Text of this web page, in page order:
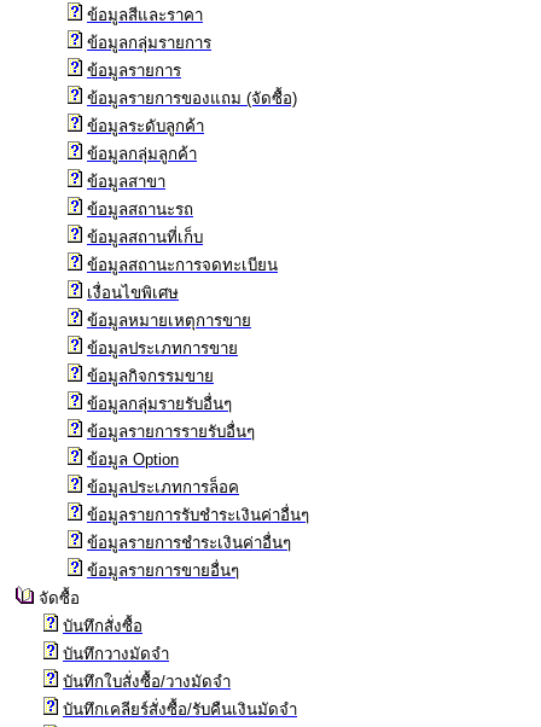
ข้อมูลสีและราคา
ข้อมูลกลุ่มรายการ
ข้อมูลรายการ
ข้อมูลรายการของแถม (จัดซื้อ)
ข้อมูลระดับลูกค้า
ข้อมูลกลุ่มลูกค้า
ข้อมูลสาขา
ข้อมูลสถานะรถ
ข้อมูลสถานที่เก็บ
ข้อมูลสถานะการจดทะเบียน
เงื่อนไขพิเศษ
ข้อมูลหมายเหตุการขาย
ข้อมูลประเภทการขาย
ข้อมูลกิจกรรมขาย
ข้อมูลกลุ่มรายรับอื่นๆ
ข้อมูลรายการรายรับอื่นๆ
ข้อมูล Option
ข้อมูลประเภทการล็อค
ข้อมูลรายการรับชำระเงินค่าอื่นๆ
ข้อมูลรายการชำระเงินค่าอื่นๆ
ข้อมูลรายการขายอื่นๆ
จัดซื้อ
บันทึกสั่งซื้อ
บันทึกวางมัดจำ
บันทึกใบสั่งซื้อ/วางมัดจำ
บันทึกเคลียร์สั่งซื้อ/รับคืนเงินมัดจำ